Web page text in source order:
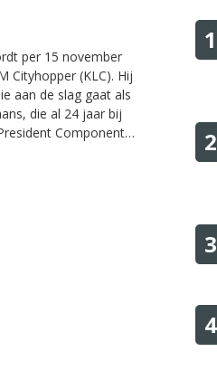
per 15 november
Cityhopper (KLC). Hij
aan de slag gaat als
die al 24 jaar bij
Component
1
2
3
4